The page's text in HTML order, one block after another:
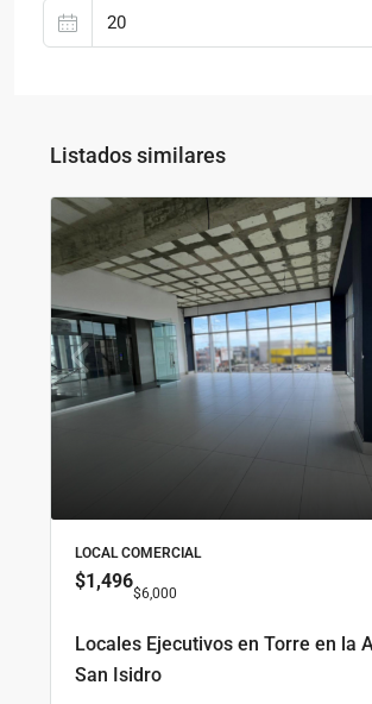
Listados similares
LOCAL COMERCIAL
$1,496
$6,000
Locales Ejecutivos en Torre en la
San Isidro